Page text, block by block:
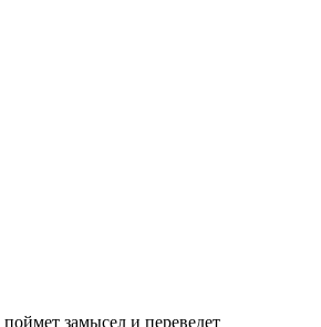
замысел и переведет